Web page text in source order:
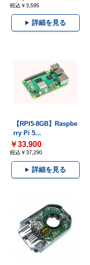
税込￥3,595
詳細を見る
【RPI5-8GB】Raspbe
rry Pi 5...
￥33,900
税込￥37,290
詳細を見る